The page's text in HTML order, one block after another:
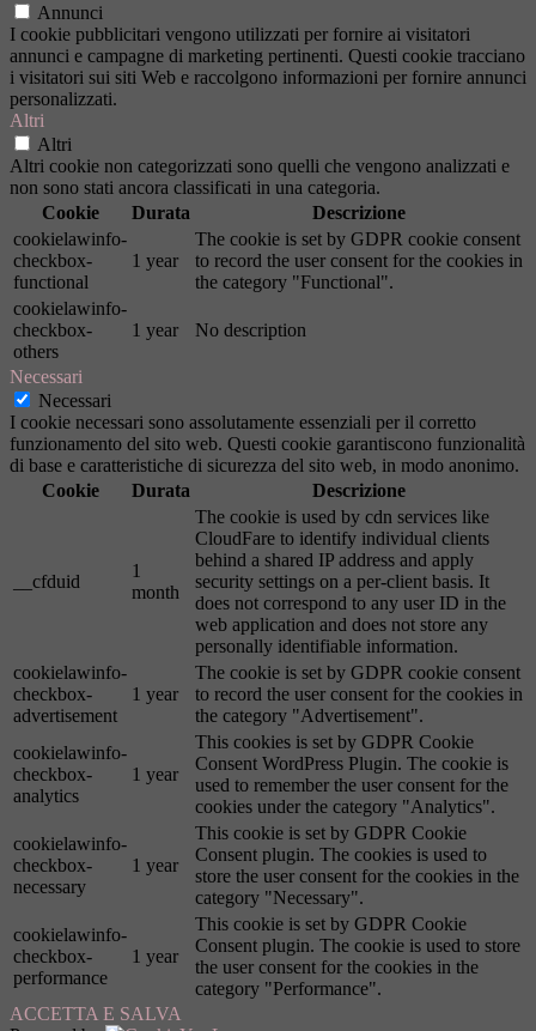
Annunci
I cookie pubblicitari vengono utilizzati per fornire ai visitatori
annunci e campagne di marketing pertinenti. Questi cookie tracciano
i visitatori sui siti Web e raccolgono informazioni per fornire annunci
personalizzati.
Altri
Altri
Altri cookie non categorizzati sono quelli che vengono analizzati e
non sono stati ancora classificati in una categoria.
Cookie
Durata
Descrizione
cookielawinfo-
checkbox-
functional
1 year
The cookie is set by GDPR cookie consent
to record the user consent for the cookies in
the category "Functional".
cookielawinfo-
checkbox-
others
1 year No description
Necessari
Necessari
I cookie necessari sono assolutamente essenziali per il corretto
funzionamento del sito web. Questi cookie garantiscono funzionalità
di base e caratteristiche di sicurezza del sito web, in modo anonimo.
Cookie
Durata Descrizione
__cfduid
1
month
The cookie is used by cdn services like
CloudFare to identify individual clients
behind a shared IP address and apply
security settings on a per-client basis. It
does not correspond to any user ID in the
web application and does not store any
personally identifiable information.
cookielawinfo-
checkbox-
advertisement
1 year
The cookie is set by GDPR cookie consent
to record the user consent for the cookies in
the category "Advertisement".
cookielawinfo-
checkbox-
analytics
1 year
This cookies is set by GDPR Cookie
Consent WordPress Plugin. The cookie is
used to remember the user consent for the
cookies under the category "Analytics".
cookielawinfo-
checkbox-
necessary
1 year
This cookie is set by GDPR Cookie
Consent plugin. The cookies is used to
store the user consent for the cookies in the
category "Necessary".
cookielawinfo-
checkbox-
performance
1 year
This cookie is set by GDPR Cookie
Consent plugin. The cookie is used to store
the user consent for the cookies in the
category "Performance".
ACCETTA E SALVA